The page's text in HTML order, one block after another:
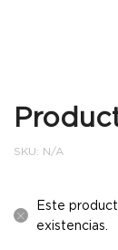
SKU: N/A
Este
existencias.